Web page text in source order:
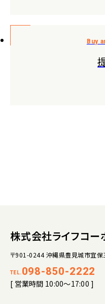
株式会社ライフコー
〒901-0244 沖縄県豊見城市宜保
TEL. 098-850-2222
[ 営業時間 10:00～17:00 ]